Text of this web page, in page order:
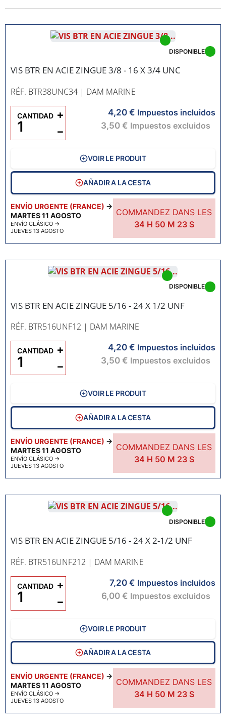
VIS BTR EN ACIE ZINGUE 3/8 - 16 X 3/4 UNC
RÉF. BTR38UNC34 | DAM MARINE
ENVÍO URGENTE (FRANCE) →
MARTES 11 AGOSTO
ENVÍO CLÁSICO →
JUEVES 13 AGOSTO
COMMANDEZ DANS LES
34 H 50 M 22S
DISPONIBLE
4,20 € Impuestos incluidos
3,50 € Impuestos excluidos
CANTIDAD
−
+
VOIR LE PRODUIT
AÑADIR A LA CESTA
VIS BTR EN ACIE ZINGUE 5/16 - 24 X 1/2 UNF
RÉF. BTR516UNF12 | DAM MARINE
ENVÍO URGENTE (FRANCE) →
MARTES 11 AGOSTO
ENVÍO CLÁSICO →
JUEVES 13 AGOSTO
COMMANDEZ DANS LES
34 H 50 M 22S
DISPONIBLE
4,20 € Impuestos incluidos
3,50 € Impuestos excluidos
CANTIDAD
−
+
VOIR LE PRODUIT
AÑADIR A LA CESTA
VIS BTR EN ACIE ZINGUE 5/16 - 24 X 2-1/2 UNF
RÉF. BTR516UNF212 | DAM MARINE
ENVÍO URGENTE (FRANCE) →
MARTES 11 AGOSTO
ENVÍO CLÁSICO →
JUEVES 13 AGOSTO
COMMANDEZ DANS LES
34 H 50 M 22S
DISPONIBLE
7,20 € Impuestos incluidos
6,00 € Impuestos excluidos
CANTIDAD
−
+
VOIR LE PRODUIT
AÑADIR A LA CESTA